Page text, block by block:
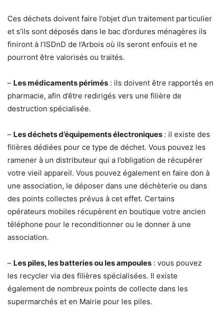
Ces déchets doivent faire l’objet d’un traitement particulier
et s’ils sont déposés dans le bac d’ordures ménagères ils
finiront à l’ISDnD de l’Arbois où ils seront enfouis et ne
pourront être valorisés ou traités.
– Les médicaments périmés : ils doivent être rapportés en
pharmacie, afin d’être redirigés vers une filière de
destruction spécialisée.
– Les déchets d’équipements électroniques : il existe des
filières dédiées pour ce type de déchet. Vous pouvez les
ramener à un distributeur qui a l’obligation de récupérer
votre vieil appareil. Vous pouvez également en faire don à
une association, le déposer dans une déchèterie ou dans
des points collectes prévus à cet effet. Certains
opérateurs mobiles récupèrent en boutique votre ancien
téléphone pour le reconditionner ou le donner à une
association.
– Les piles, les batteries ou les ampoules : vous pouvez
les recycler via des filières spécialisées. Il existe
également de nombreux points de collecte dans les
supermarchés et en Mairie pour les piles.